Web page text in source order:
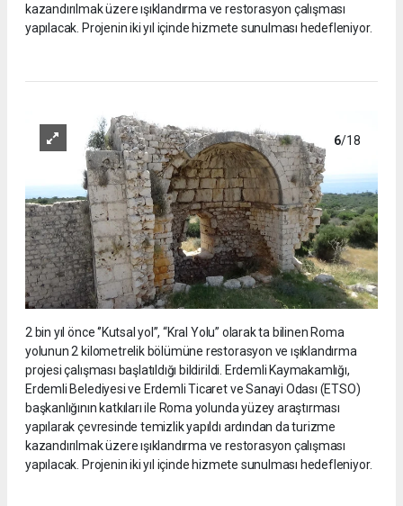
kazandırılmak üzere ışıklandırma ve restorasyon çalışması
yapılacak. Projenin iki yıl içinde hizmete sunulması hedefleniyor.
6/18
2 bin yıl önce ‘’Kutsal yol’’, “Kral Yolu” olarak ta bilinen Roma
yolunun 2 kilometrelik bölümüne restorasyon ve ışıklandırma
projesi çalışması başlatıldığı bildirildi. Erdemli Kaymakamlığı,
Erdemli Belediyesi ve Erdemli Ticaret ve Sanayi Odası (ETSO)
başkanlığının katkıları ile Roma yolunda yüzey araştırması
yapılarak çevresinde temizlik yapıldı ardından da turizme
kazandırılmak üzere ışıklandırma ve restorasyon çalışması
yapılacak. Projenin iki yıl içinde hizmete sunulması hedefleniyor.